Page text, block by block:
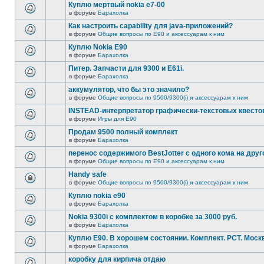
Куплю мертвый nokia e7-00
в форуме Барахолка
Как настроить capability для java-приложений?
в форуме Общие вопросы по E90 и аксессуарам к ним
Куплю Nokia E90
в форуме Барахолка
Питер. Запчасти для 9300 и Е61i.
в форуме Барахолка
аккумулятор, что бы это значило?
в форуме Общие вопросы по 9500/9300(i) и аксессуарам к ним
INSTEAD-интерпретатор графически-текстовых
в форуме Игры для E90
Продам 9500 полный комплект
в форуме Барахолка
перенос содержимого BestJotter с одного кома на
в форуме Общие вопросы по E90 и аксессуарам к ним
Handy safe
в форуме Общие вопросы по 9500/9300(i) и аксессуарам к ним
Куплю nokia e90
в форуме Барахолка
Nokia 9300i с комплектом в коробке за 3000 руб.
в форуме Барахолка
Куплю Е90. В хорошем состоянии. Комплект. РСТ.
в форуме Барахолка
коробку для кирпича отдаю